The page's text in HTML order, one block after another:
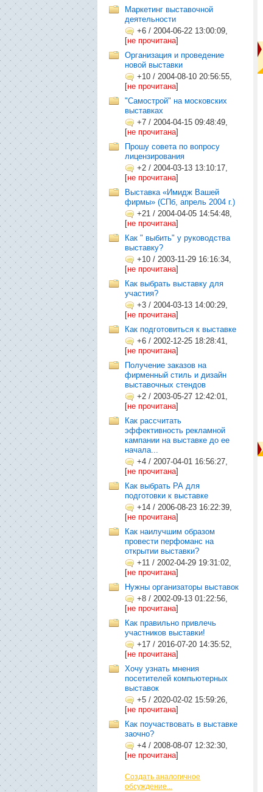
Маркетинг выставочной
деятельности
+6 / 2004-06-22 13:00:09,
[не прочитана]
Организация и проведение
новой выставки
+10 / 2004-08-10 20:56:55,
[не прочитана]
"Самострой" на московских
выставках
+7 / 2004-04-15 09:48:49,
[не прочитана]
Прошу совета по вопросу
лицензирования
+2 / 2004-03-13 13:10:17,
[не прочитана]
Выставка «Имидж Вашей
фирмы» (СПб, апрель 2004 г.)
+21 / 2004-04-05 14:54:48,
[не прочитана]
Как " выбить" у руководства
выставку?
+10 / 2003-11-29 16:16:34,
[не прочитана]
Как выбрать выставку для
участия?
+3 / 2004-03-13 14:00:29,
[не прочитана]
Как подготовиться к выставке
+6 / 2002-12-25 18:28:41,
[не прочитана]
Получение заказов на
фирменный стиль и дизайн
выставочных стендов
+2 / 2003-05-27 12:42:01,
[не прочитана]
Как расcчитать
эффективность рекламной
кампании на выставке до ее
начала...
+4 / 2007-04-01 16:56:27,
[не прочитана]
Как выбрать РА для
подготовки к выставке
+14 / 2006-08-23 16:22:39,
[не прочитана]
Как наилучшим образом
провести перфоманс на
открытии выставки?
+11 / 2002-04-29 19:31:02,
[не прочитана]
Нужны организаторы выставок
+8 / 2002-09-13 01:22:56,
[не прочитана]
Как правильно привлечь
участников выставки!
+17 / 2016-07-20 14:35:52,
[не прочитана]
Хочу узнать мнения
посетителей компьютерных
выставок
+5 / 2020-02-02 15:59:26,
[не прочитана]
Как поучаствовать в выставке
заочно?
+4 / 2008-08-07 12:32:30,
[не прочитана]
Создать аналогичное
обсуждение...